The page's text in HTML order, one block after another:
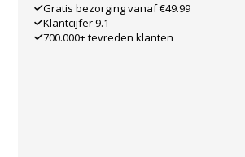
Gratis bezorging vanaf €49.99
Klantcijfer 9.1
700.000+ tevreden klanten